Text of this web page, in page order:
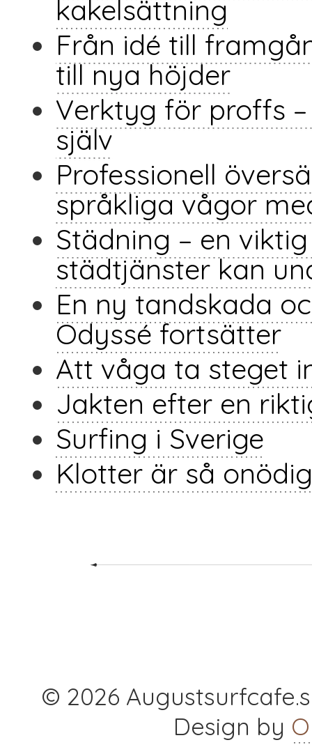
kakelsättning
Från idé till
till nya höjder
Verktyg för proffs
själv
Professionell
språkliga vågor
Städning – en
städtjänster kan
En ny tandskada
Odyssé fortsätter
Att våga ta steget
Jakten efter en
Surfing i Sverige
Klotter är så
© 2026
Design by